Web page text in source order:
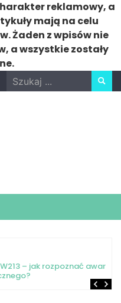
reklamowy, a
mają na celu
Żaden z wpisów nie
a wszystkie zostały
Search
for:
– jak rozpoznać awarię